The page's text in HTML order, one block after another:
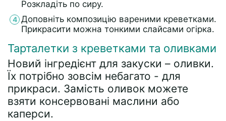
Розкладіть по сиру.
Доповніть композицію вареними креветками.
Прикрасити можна тонкими слайсами огірка.
Тарталетки з креветками та оливками
Новий інгредієнт для закуски – оливки.
Їх потрібно зовсім небагато - для
прикраси. Замість оливок можете
взяти консервовані маслини або
каперси.